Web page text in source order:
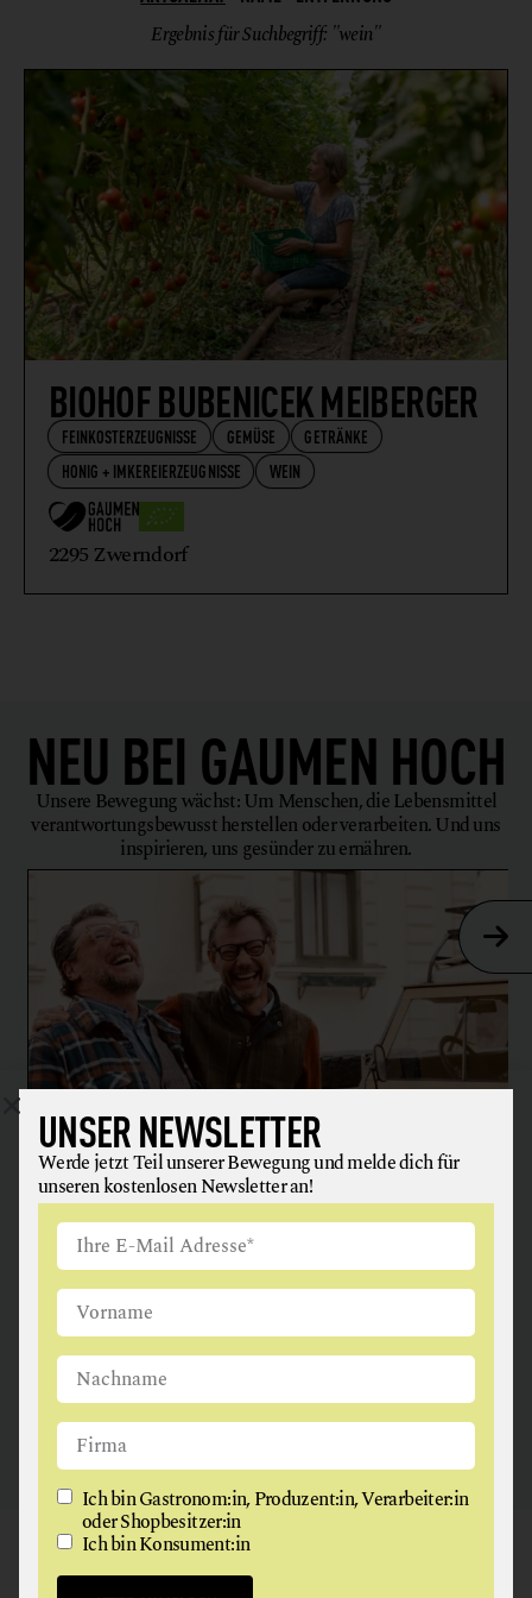
WEIN
Ergebnis für Suchbegriff: "wein"
BIOHOF BUBENICEK MEIBERGER
FEINKOSTERZEUGNISSE GEMÜSE
GETRÄNKE
HONIG + IMKEREIERZEUGNISSE
WEIN
2295 Zwerndorf
NEU BEI GAUMEN HOCH
Unsere Bewegung wächst: Um Menschen, die Lebensmittel
verantwortungsbewusst herstellen oder verarbeiten. Und uns
inspirieren, uns gesünder zu ernähren.
ANGUS & ARTHUR
FLEISCH + FLEISCHERZEUGNISSE
2326 Maria Lanzendorf
GAUMEN HOCH
UNSER NEWSLETTER
Werde jetzt Teil unserer Bewegung und melde dich für
unseren kostenlosen Newsletter an!
Ich bin Gastronom:in, Produzent:in, Verarbeiter:in
oder Shopbesitzer:in
Ich bin Konsument:in